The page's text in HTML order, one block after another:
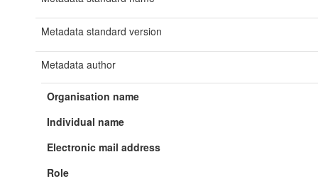
Metadata standard version
Metadata author
Organisation name
Individual name
Electronic mail address
Role